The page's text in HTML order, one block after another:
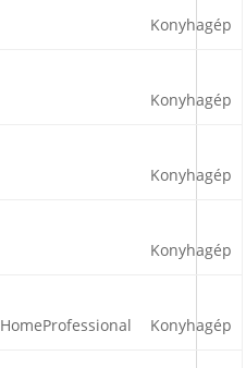
Konyhagép
Konyhagép
Konyhagép
Konyhagép
HomeProfessional Konyhagép